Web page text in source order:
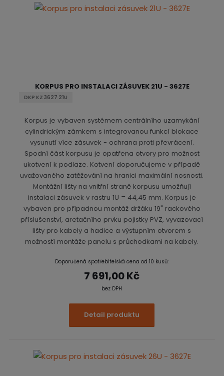
KORPUS PRO INSTALACI ZÁSUVEK 21U - 3627E
DKP KZ 3627 21U
Korpus je vybaven systémem centrálního uzamykání
cylindrickým zámkem s integrovanou funkcí blokace
vysunutí více zásuvek - ochrana proti převrácení.
Spodní část korpusu je opatřena otvory pro možnost
ukotvení k podlaze. Kotvení doporučujeme v případě
uvažovaného zatěžování na hranici maximální nosnosti.
Montážní lišty na vnitřní straně korpusu umožňují
instalaci zásuvek v rastru 1U = 44,45 mm. Korpus je
vybaven pro případnou montáž držáku 19" rackového
příslušenství, aretačního prvku pojistky PVZ, vyvazovací
lišty pro kabely a hadice a výstupním otvorem s
možností montáže panelu s průchodkami na kabely.
Doporučená spotřebitelská cena od 10 kusů:
7 691,00 Kč
bez DPH
Detail produktu